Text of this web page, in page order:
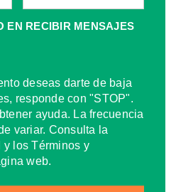
EN RECIBIR MENSAJES
deseas darte de baja
responde con "STOP".
ayuda. La frecuencia
variar. Consulta la
los Términos y
web.